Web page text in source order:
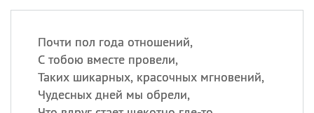
Почти пол года отношений,
С тобою вместе провели,
Таких шикарных, красочных мгновений,
Чудесных дней мы обрели,